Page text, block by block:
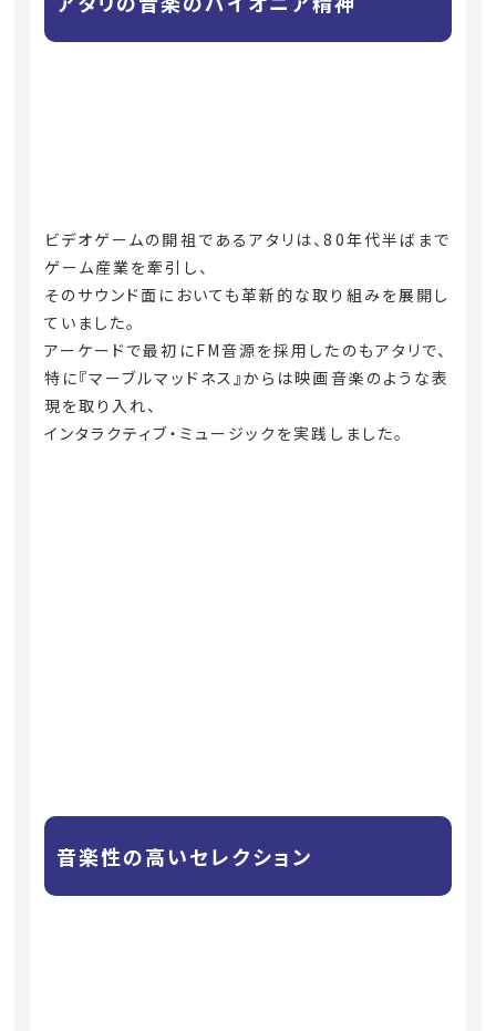
ビデオゲームの開祖であるアタリは、80年代半ばまで
ゲーム産業を牽引し、
そのサウンド面においても革新的な取り組みを展開し
ていました。
アーケードで最初にFM音源を採用したのもアタリで、
特に『マーブルマッドネス』からは映画音楽のような表
現を取り入れ、
インタラクティブ・ミュージックを実践しました。
音楽性の高いセレクション